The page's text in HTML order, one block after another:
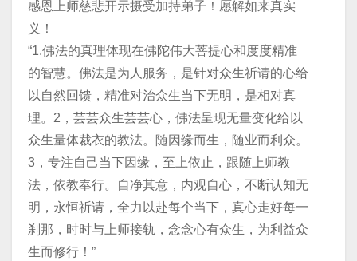
感恩上师慈悲开示摄受加持弟子！愿解如来真实
义！
“1.佛法的真理体现在佛陀伟大菩提心和度度精准
的智慧。佛法是为人服务，是针对众生祈请的心给
以自然回馈，精准对治众生当下无明，是相对真
理。2，芸芸众生芸芸心，佛法呈现无量变化给以
众生量体裁衣的教法。随因缘而生，随业而利众。
3，专注自己当下因缘，至上依止，跟随上师教
法，依教奉行。自净其意，内观自心，不断认知无
明，永恒祈请，全力以赴每个当下，真心走好每一
刹那，时时与上师接轨，念念心有众生，为利益众
生而修行！”